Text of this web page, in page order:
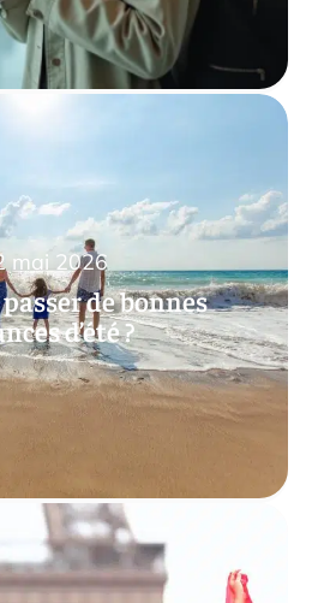
de bonnes
d’été ?
mai 2026